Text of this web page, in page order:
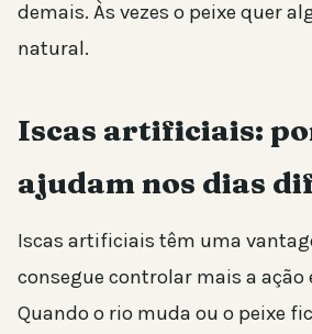
demais. Às vezes o peixe quer
natural.
Iscas artificiais:
ajudam nos dias
Iscas artificiais têm uma
consegue controlar mais a ação
Quando o rio muda ou o peixe